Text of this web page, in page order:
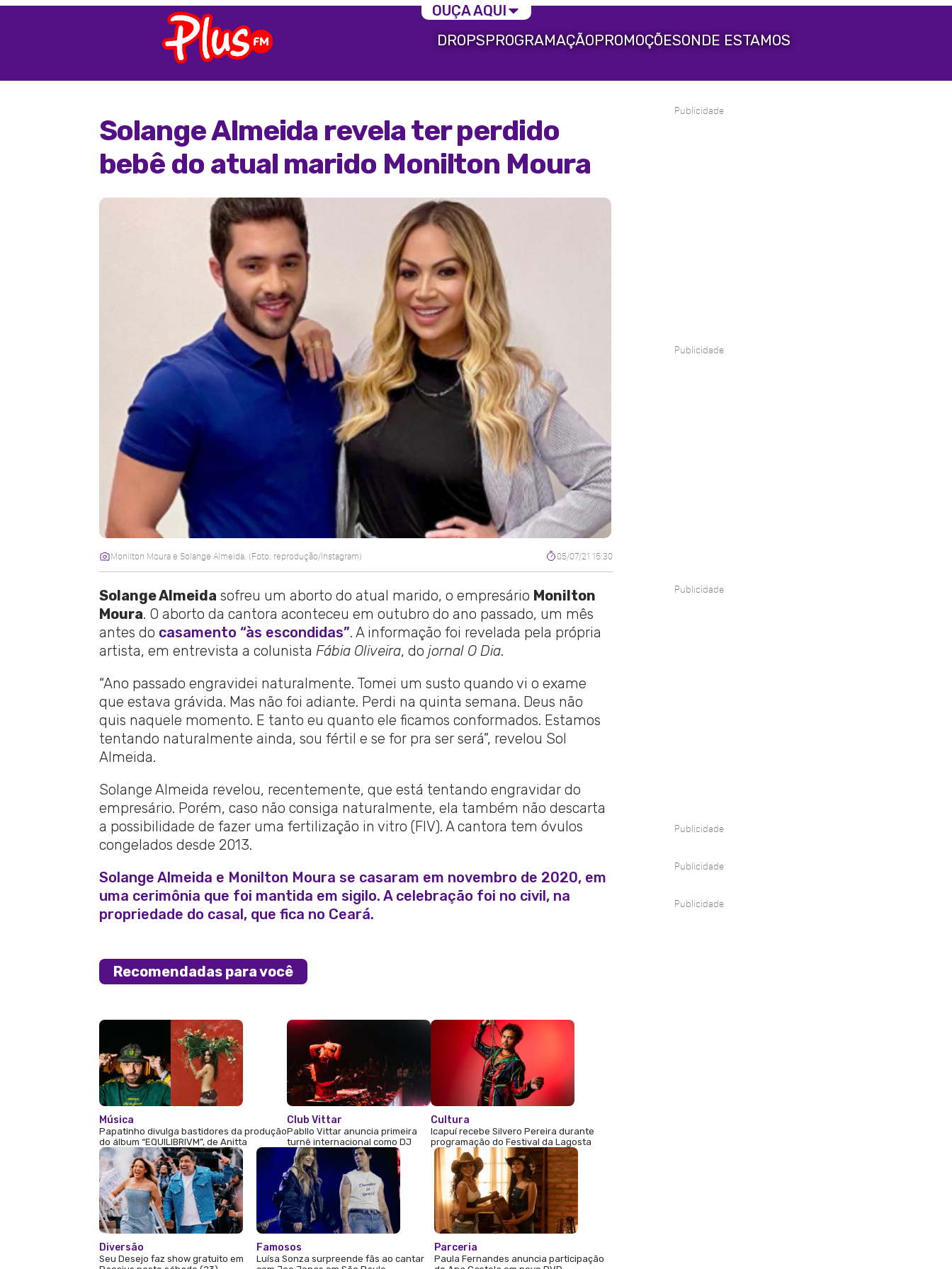
DROPSPROGRAMAÇÃOPROMOÇÕESONDE ESTAMOS
Solange Almeida revela ter perdido
bebê do atual marido Monilton Moura
Monilton Moura e Solange Almeida. (Foto: reprodução/Instagram) 05/07/21 15:30
Solange Almeida sofreu um aborto do atual marido, o empresário Monilton
Moura. O aborto da cantora aconteceu em outubro do ano passado, um mês
antes do casamento “às escondidas”. A informação foi revelada pela própria
artista, em entrevista a colunista Fábia Oliveira, do jornal O Dia.
“Ano passado engravidei naturalmente. Tomei um susto quando vi o exame
que estava grávida. Mas não foi adiante. Perdi na quinta semana. Deus não
quis naquele momento. E tanto eu quanto ele ficamos conformados. Estamos
tentando naturalmente ainda, sou fértil e se for pra ser será”, revelou Sol
Almeida.
Solange Almeida revelou, recentemente, que está tentando engravidar do
empresário. Porém, caso não consiga naturalmente, ela também não descarta
a possibilidade de fazer uma fertilização in vitro (FIV). A cantora tem óvulos
congelados desde 2013.
Solange Almeida e Monilton Moura se casaram em novembro de 2020, em
uma cerimônia que foi mantida em sigilo. A celebração foi no civil, na
propriedade do casal, que fica no Ceará.
Recomendadas para você
Música
Papatinho divulga bastidores da produção
do álbum “EQUILIBRIVM”, de Anitta
Club Vittar
Pabllo Vittar anuncia primeira
turnê internacional como DJ
Cultura
Icapuí recebe Silvero Pereira durante
programação do Festival da Lagosta
Diversão
Seu Desejo faz show gratuito em
Famosos
Luísa Sonza surpreende fãs ao cantar
Parceria
Paula Fernandes anuncia participação
Publicidade
Publicidade
Publicidade
Publicidade
Publicidade
Publicidade
OUÇA AQUI